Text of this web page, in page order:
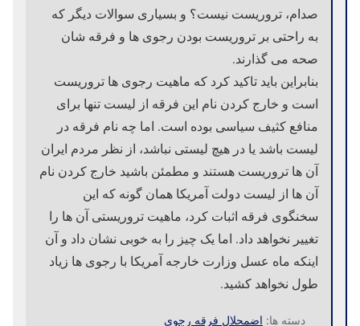
صدام، تروریست نیست؟ و بسیاری سوالات دیگر که
به راحتی بر تروریست بودن رجوی ها و فرقه شان
صحه می گذارند.
بنابراین باید تاکید کرد که ماهیت رجوی ها تروریست
است و خارج کردن نام این فرقه از لیست تنها برای
منافع کثیف سیاسی بوده است. اما چه نام فرقه در
لیست باشد یا در هیچ لیستی نباشد، از نظر مردم ایران
آن ها تروریست هستند و مطمئن باشید خارج کردن نام
آن ها از لیست دولت آمریکا همان گونه که این
سخنگوی فرقه اثبات کرد، ماهیت تروریستی آن ها را
تغییر نخواهد داد. اما یک چیز را به خوبی نشان داد و آن
اینکه ماه عسل وزارت خارجه آمریکا با رجوی ها زیاد
طول نخواهد کشید.
دسته ها: اضمحلال فرقه رجوی